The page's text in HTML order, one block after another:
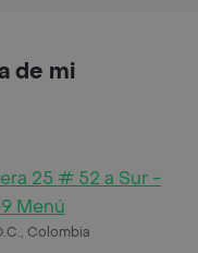
de mi
25 # 52 a Sur -
Menú
Colombia